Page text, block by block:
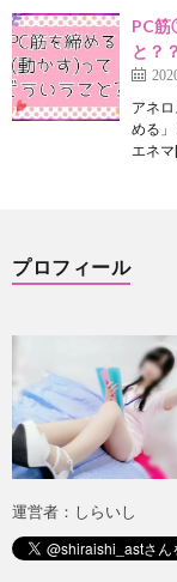
PC筋
と？？
アネ
める
エネ
プロフィール
運営者：しらいし